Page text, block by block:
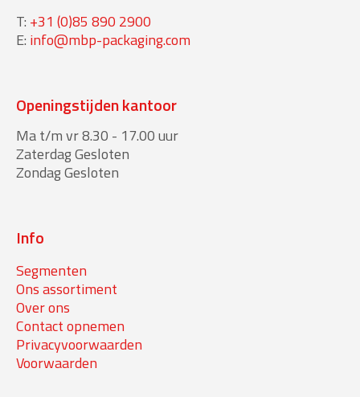
T: +31 (0)85 890 2900
E: info@mbp-packaging.com
Openingstijden kantoor
Ma t/m vr 8.30 - 17.00 uur
Zaterdag Gesloten
Zondag Gesloten
Info
Segmenten
Ons assortiment
Over ons
Contact opnemen
Privacyvoorwaarden
Voorwaarden